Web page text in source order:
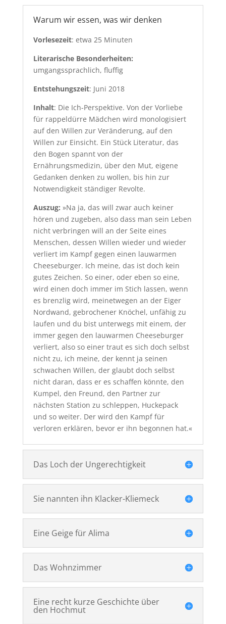
Warum wir essen, was wir denken
Vorlesezeit: etwa 25 Minuten
Literarische Besonderheiten:
umgangssprachlich, fluffig
Entstehungszeit: Juni 2018
Inhalt: Die Ich-Perspektive. Von der Vorliebe
für rappeldürre Mädchen wird monologisiert
auf den Willen zur Veränderung, auf den
Willen zur Einsicht. Ein Stück Literatur, das
den Bogen spannt von der
Ernährungsmedizin, über den Mut, eigene
Gedanken denken zu wollen, bis hin zur
Notwendigkeit ständiger Revolte.
Auszug: »Na ja, das will zwar auch keiner
hören und zugeben, also dass man sein Leben
nicht verbringen will an der Seite eines
Menschen, dessen Willen wieder und wieder
verliert im Kampf gegen einen lauwarmen
Cheeseburger. Ich meine, das ist doch kein
gutes Zeichen. So einer, oder eben so eine,
wird einen doch immer im Stich lassen, wenn
es brenzlig wird, meinetwegen an der Eiger
Nordwand, gebrochener Knöchel, unfähig zu
laufen und du bist unterwegs mit einem, der
immer gegen den lauwarmen Cheeseburger
verliert, also so einer traut es sich doch selbst
nicht zu, ich meine, der kennt ja seinen
schwachen Willen, der glaubt doch selbst
nicht daran, dass er es schaffen könnte, den
Kumpel, den Freund, den Partner zur
nächsten Station zu schleppen, Huckepack
und so weiter. Der wird den Kampf für
verloren erklären, bevor er ihn begonnen hat.«
Das Loch der Ungerechtigkeit
Sie nannten ihn Klacker-Kliemeck
Eine Geige für Alima
Das Wohnzimmer
Eine recht kurze Geschichte über
den Hochmut